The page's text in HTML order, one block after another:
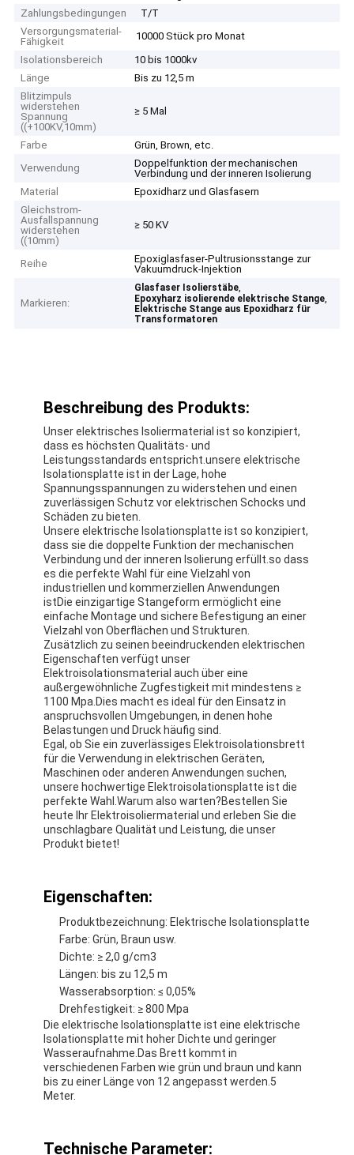
Haus
Produkte
Zahlungsbedingungen
T/T
Versorgungsmaterial-
Fähigkeit
10000 Stück pro Monat
Isolationsbereich
10 bis 1000kv
Länge
Bis zu 12,5 m
Blitzimpuls
widerstehen
Spannung
((+100KV,10mm)
≥ 5 Mal
Farbe
Grün, Brown, etc.
Verwendung
Doppelfunktion der mechanischen
Verbindung und der inneren Isolierung
Material
Epoxidharz und Glasfasern
Gleichstrom-
Ausfallspannung
widerstehen
((10mm)
≥ 50 KV
Reihe
Epoxiglasfaser-Pultrusionsstange zur
Vakuumdruck-Injektion
Markieren:
Glasfaser Isolierstäbe,
Epoxyharz isolierende elektrische Stange,
Elektrische Stange aus Epoxidharz für
Transformatoren
Beschreibung des Produkts:
Unser elektrisches Isoliermaterial ist so konzipiert,
dass es höchsten Qualitäts- und
Leistungsstandards entspricht.unsere elektrische
Isolationsplatte ist in der Lage, hohe
Spannungsspannungen zu widerstehen und einen
zuverlässigen Schutz vor elektrischen Schocks und
Schäden zu bieten.
Unsere elektrische Isolationsplatte ist so konzipiert,
dass sie die doppelte Funktion der mechanischen
Verbindung und der inneren Isolierung erfüllt.so dass
es die perfekte Wahl für eine Vielzahl von
industriellen und kommerziellen Anwendungen
istDie einzigartige Stangeform ermöglicht eine
einfache Montage und sichere Befestigung an einer
Vielzahl von Oberflächen und Strukturen.
Zusätzlich zu seinen beeindruckenden elektrischen
Eigenschaften verfügt unser
Elektroisolationsmaterial auch über eine
außergewöhnliche Zugfestigkeit mit mindestens ≥
1100 Mpa.Dies macht es ideal für den Einsatz in
anspruchsvollen Umgebungen, in denen hohe
Belastungen und Druck häufig sind.
Egal, ob Sie ein zuverlässiges Elektroisolationsbrett
für die Verwendung in elektrischen Geräten,
Maschinen oder anderen Anwendungen suchen,
unsere hochwertige Elektroisolationsplatte ist die
perfekte Wahl.Warum also warten?Bestellen Sie
heute Ihr Elektroisoliermaterial und erleben Sie die
unschlagbare Qualität und Leistung, die unser
Produkt bietet!
Eigenschaften:
Produktbezeichnung: Elektrische Isolationsplatte
Farbe: Grün, Braun usw.
Dichte: ≥ 2,0 g/cm3
Längen: bis zu 12,5 m
Wasserabsorption: ≤ 0,05%
Drehfestigkeit: ≥ 800 Mpa
Die elektrische Isolationsplatte ist eine elektrische
Isolationsplatte mit hoher Dichte und geringer
Wasseraufnahme.Das Brett kommt in
verschiedenen Farben wie grün und braun und kann
bis zu einer Länge von 12 angepasst werden.5
Meter.
Technische Parameter: